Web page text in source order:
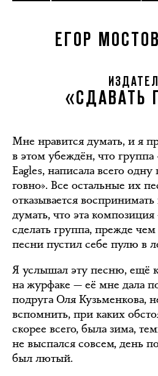
ЕГОР
«СДАВАТЬ
Мне нравится думать, и я
в этом убеждён, что группа
Eagles, написала всего
говно». Все остальные их
отказывается воспринимать
думать, что эта
сделать группа, прежде
песни пустил себе пулю в
Я услышал эту песню, ещё
на журфаке — её мне дала
подруга Оля Кузьменкова,
вспомнить, при каких
скорее всего, была зима,
не выспался совсем, день
был лютый.